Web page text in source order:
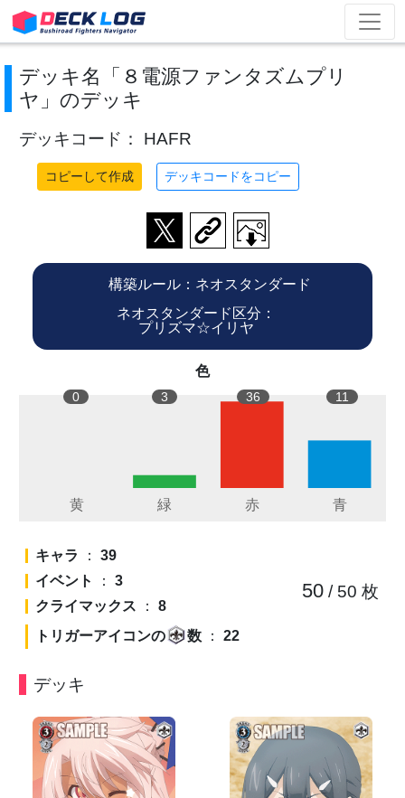
デッキ名「８電源ファンタズムプリ
ヤ」のデッキ
デッキコード： HAFR
コピーして作成 デッキコードをコピー
構築ルール：ネオスタンダード
ネオスタンダード区分：
プリズマ☆イリヤ
色
0 3 36 11
キャラ ： 39
イベント
： 3
クライマックス ： 8
トリガーアイコンの
数 ： 22
50/ 50 枚
デッキ